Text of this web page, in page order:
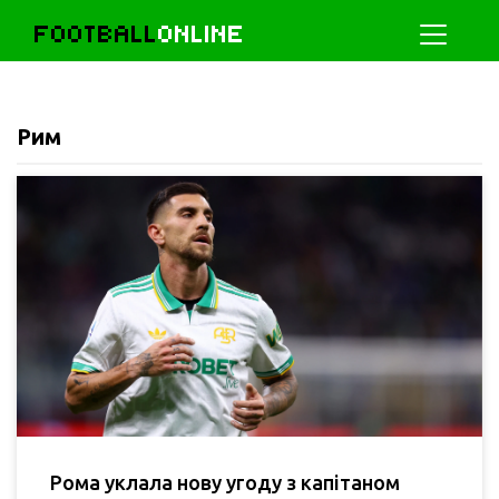
FOOTBALLONLINE
Рим
Рома уклала нову угоду з капітаном